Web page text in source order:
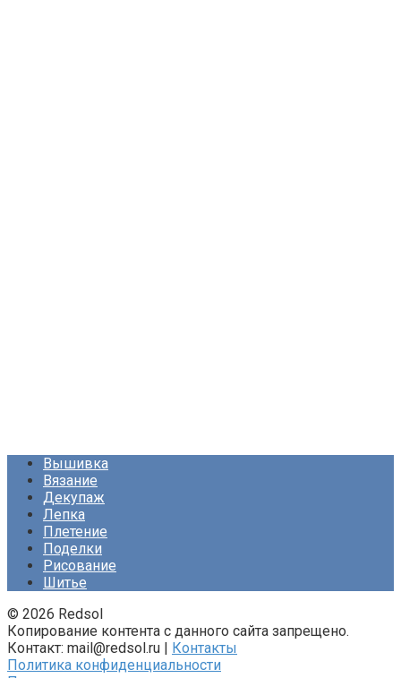
Вышивка
Вязание
Декупаж
Лепка
Плетение
Поделки
Рисование
Шитье
© 2026 Redsol
Копирование контента с данного сайта запрещено.
Контакт: mail@redsol.ru |
Контакты
Политика конфиденциальности